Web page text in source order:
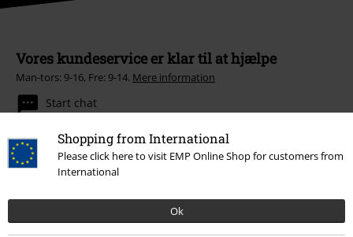
Shopping from International
Please click here to visit EMP Online Shop for customers from
International
Ok
Vores kundeservice er klar til at hjælpe
Man-tors: 9-16, Fre: 9-14. Mere information
Start chat
Kundeservice